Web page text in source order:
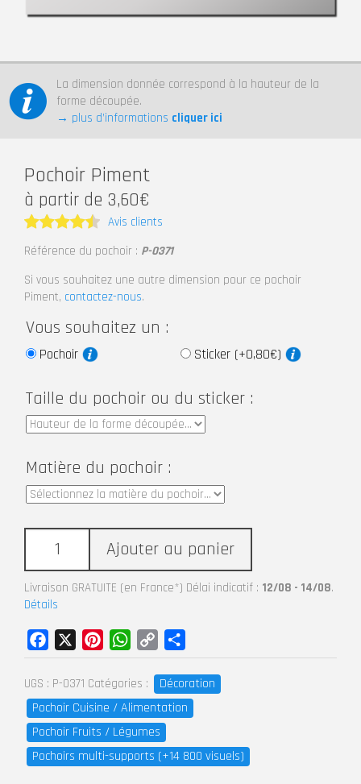
La dimension donnée correspond à la hauteur de la
forme découpée.
→ plus d’informations cliquer ici
Pochoir Piment
à partir de 3,60€
Note4.5
Avis clients
Référence du pochoir : P-0371
Si vous souhaitez une autre dimension pour ce pochoir
Piment, contactez-nous.
Vous souhaitez un :
Pochoir Sticker (+0,80€)
Taille du pochoir ou du sticker :
Matière du pochoir :
Ajouter au panier
Livraison GRATUITE (en France*) Délai indicatif : 12/08 - 14/08.
Détails
UGS : P-0371 Catégories :
Décoration
Pochoir Cuisine / Alimentation
Pochoir Fruits / Légumes
Pochoirs multi-supports (+14 800 visuels)
Facebook PinterestWhatsApp
Copy
Link